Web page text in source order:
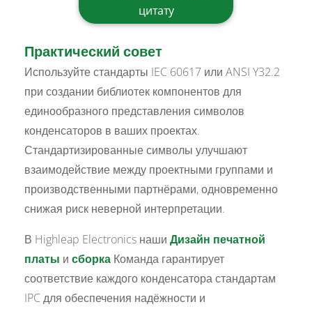
цитату
Практический совет
Используйте стандарты IEC 60617 или ANSI Y32.2
при создании библиотек компонентов для
единообразного представления символов
конденсаторов в ваших проектах.
Стандартизированные символы улучшают
взаимодействие между проектными группами и
производственными партнёрами, одновременно
снижая риск неверной интерпретации.
В Highleap Electronics нашиДизайн печатной
платы исборка Команда гарантирует
соответствие каждого конденсатора стандартам
IPC для обеспечения надёжности и